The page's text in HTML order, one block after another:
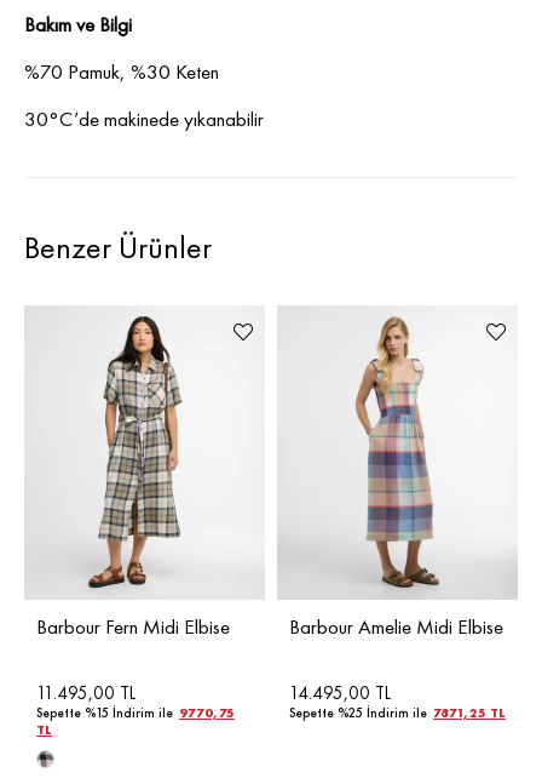
Bakım ve Bilgi
%70 Pamuk, %30 Keten
30°C’de makinede yıkanabilir
Benzer Ürünler
Barbour Fern Midi Elbise
11.495,00 TL
Sepette %15 İndirim ile 9770,75
TL
Barbour Amelie Midi Elbise
14.495,00 TL
Sepette %25 İndirim ile 7871,25 TL